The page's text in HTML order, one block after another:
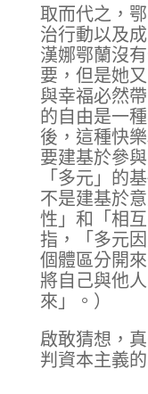
取而代之，
治行動以及
漢娜鄂蘭沒
要，但是她
與幸福必然
的自由是一
後，這種快
要建基於參
「多元」的
不是建基於
性」和「相
指，「多元
個體區分開
將自己與他
來」。）
啟敢猜想，
判資本主義